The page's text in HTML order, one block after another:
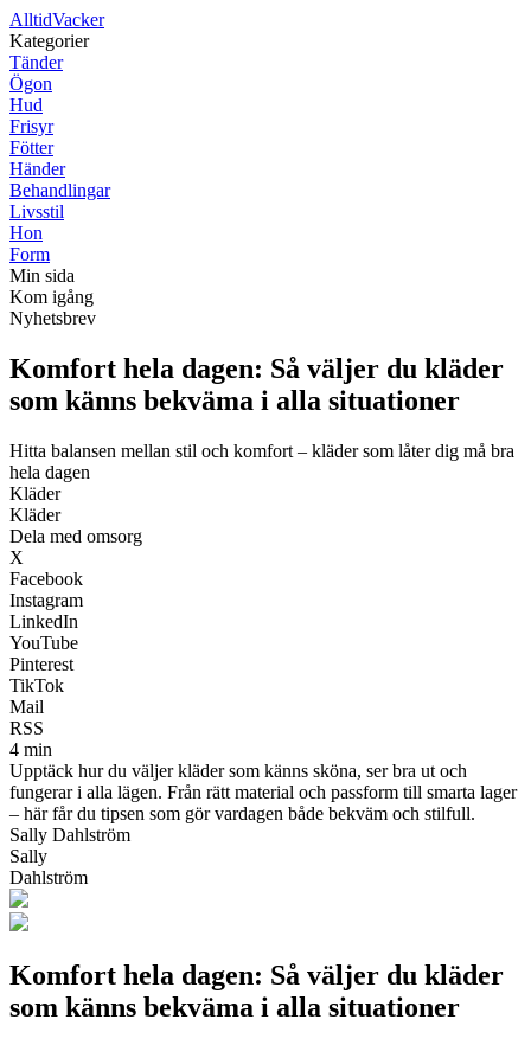
AlltidVacker
Kategorier
Tänder
Ögon
Hud
Frisyr
Fötter
Händer
Behandlingar
Livsstil
Hon
Form
Min sida
Kom igång
Nyhetsbrev
Komfort hela dagen: Så väljer du kläder
som känns bekväma i alla situationer
Hitta balansen mellan stil och komfort – kläder som låter dig må bra
hela dagen
Kläder
Kläder
Dela med omsorg
X
Facebook
Instagram
LinkedIn
YouTube
Pinterest
TikTok
Mail
RSS
4 min
Upptäck hur du väljer kläder som känns sköna, ser bra ut och
fungerar i alla lägen. Från rätt material och passform till smarta lager
– här får du tipsen som gör vardagen både bekväm och stilfull.
Sally Dahlström
Sally
Dahlström
Komfort hela dagen: Så väljer du kläder
som känns bekväma i alla situationer